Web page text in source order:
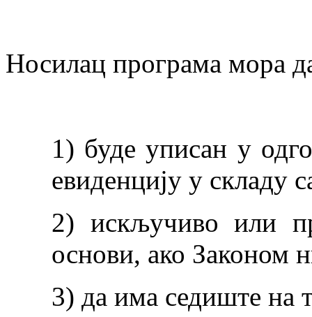
Носилац програма мора
1) буде уписан у
евиденцију у складу
2) искључиво или
основи, ако Законом
3) да има седиште на